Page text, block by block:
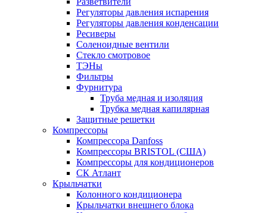
Регуляторы давления испарения
Регуляторы давления конденсации
Ресиверы
Соленоидные вентили
Стекло смотровое
ТЭНы
Фильтры
Фурнитура
Труба медная и изоляция
Трубка медная капилярная
Защитные решетки
Компрессоры
Компрессора Danfoss
Компрессоры BRISTOL (США)
Компрессоры для кондиционеров
СК Атлант
Крыльчатки
Колонного кондиционера
Крыльчатки внешнего блока